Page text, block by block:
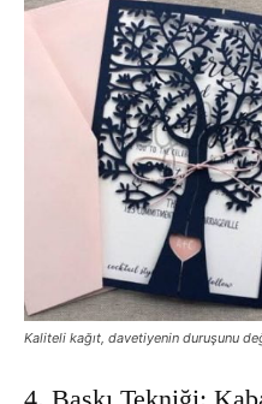
Kaliteli kağıt, davetiyenin duruşunu